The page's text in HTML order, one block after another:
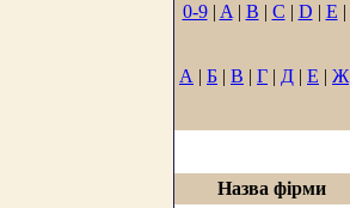
0-9| A | B | C | D | E |
А | Б | В | Г | Д | Е | Ж
Назва фірми